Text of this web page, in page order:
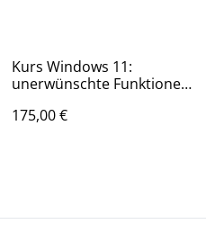
Kurs Windows 11:
unerwünschte Funktionen
Konto statt Online-Konto
175,00 €